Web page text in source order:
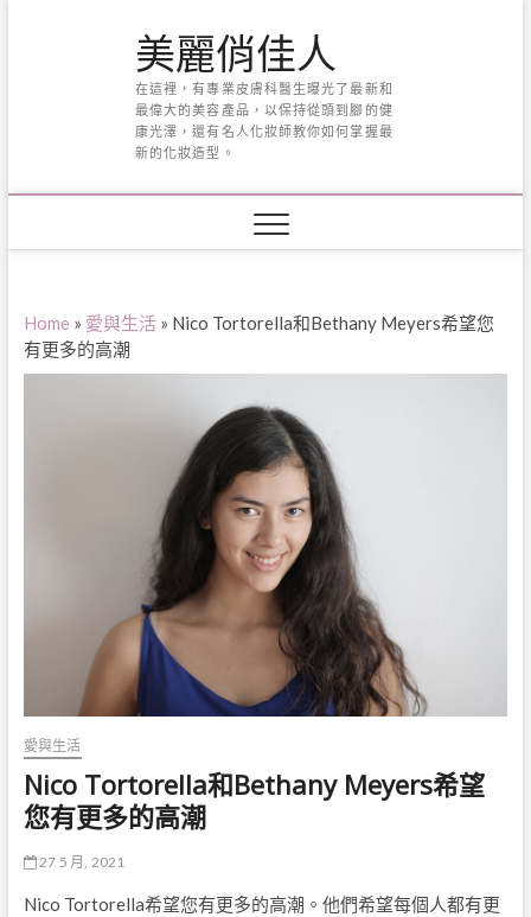
美麗俏佳人
在這裡，有專業皮膚科醫生曝光了最新和
最偉大的美容產品，以保持從頭到腳的健
康光澤，還有名人化妝師教你如何掌握最
新的化妝造型。
Home » 愛與生活» Nico Tortorella和Bethany Meyers希望您
有更多的高潮
愛與生活
Nico Tortorella和Bethany Meyers希望
您有更多的高潮
27 5 月, 2021
Nico Tortorella希望您有更多的高潮。他們希望每個人都有更